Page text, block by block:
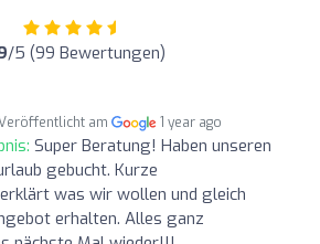
/5 (99 Bewertungen)
am 1 year ago
Super Beratung! Haben unseren
gebucht. Kurze
was wir wollen und gleich
erhalten. Alles ganz